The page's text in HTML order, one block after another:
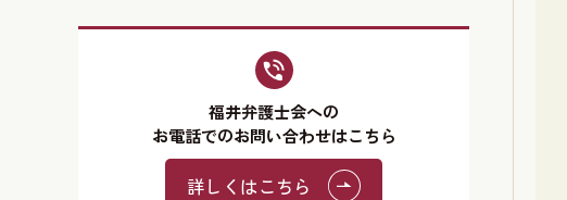
福井弁護士会への
お電話でのお問い合わせはこちら
詳しくはこちら